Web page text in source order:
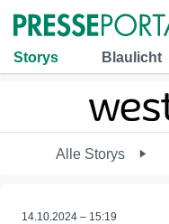
Storys Blaulicht
Alle Storys
14.10.2024 – 15:19